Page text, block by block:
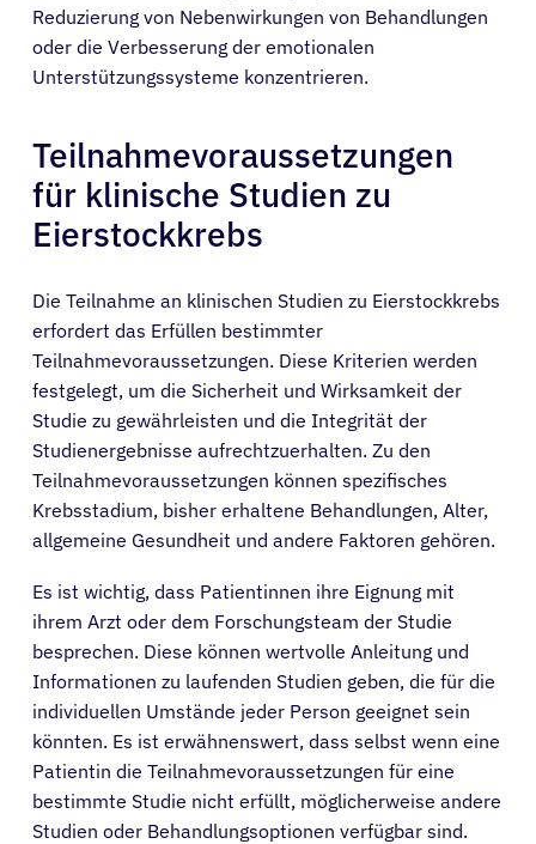
Reduzierung von Nebenwirkungen von Behandlungen
oder die Verbesserung der emotionalen
Unterstützungssysteme konzentrieren.
Teilnahmevoraussetzungen
für klinische Studien zu
Eierstockkrebs
Die Teilnahme an klinischen Studien zu Eierstockkrebs
erfordert das Erfüllen bestimmter
Teilnahmevoraussetzungen. Diese Kriterien werden
festgelegt, um die Sicherheit und Wirksamkeit der
Studie zu gewährleisten und die Integrität der
Studienergebnisse aufrechtzuerhalten. Zu den
Teilnahmevoraussetzungen können spezifisches
Krebsstadium, bisher erhaltene Behandlungen, Alter,
allgemeine Gesundheit und andere Faktoren gehören.
Es ist wichtig, dass Patientinnen ihre Eignung mit
ihrem Arzt oder dem Forschungsteam der Studie
besprechen. Diese können wertvolle Anleitung und
Informationen zu laufenden Studien geben, die für die
individuellen Umstände jeder Person geeignet sein
könnten. Es ist erwähnenswert, dass selbst wenn eine
Patientin die Teilnahmevoraussetzungen für eine
bestimmte Studie nicht erfüllt, möglicherweise andere
Studien oder Behandlungsoptionen verfügbar sind.